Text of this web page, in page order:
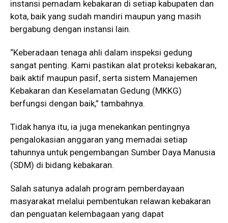
instansi pemadam kebakaran di setiap kabupaten dan
kota, baik yang sudah mandiri maupun yang masih
bergabung dengan instansi lain.
“Keberadaan tenaga ahli dalam inspeksi gedung
sangat penting. Kami pastikan alat proteksi kebakaran,
baik aktif maupun pasif, serta sistem Manajemen
Kebakaran dan Keselamatan Gedung (MKKG)
berfungsi dengan baik,” tambahnya.
Tidak hanya itu, ia juga menekankan pentingnya
pengalokasian anggaran yang memadai setiap
tahunnya untuk pengembangan Sumber Daya Manusia
(SDM) di bidang kebakaran.
Salah satunya adalah program pemberdayaan
masyarakat melalui pembentukan relawan kebakaran
dan penguatan kelembagaan yang dapat